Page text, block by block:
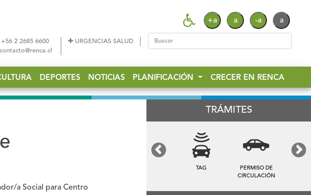
+a a -a a
2 2685 6600
URGENCIAS SALUD
DEPORTES NOTICIAS PLANIFICACIÓN CRECER EN RENCA
a Social para Centro
TRÁMITES
TAG
PERMISO DE
CIRCULACIÓN
Previous Next